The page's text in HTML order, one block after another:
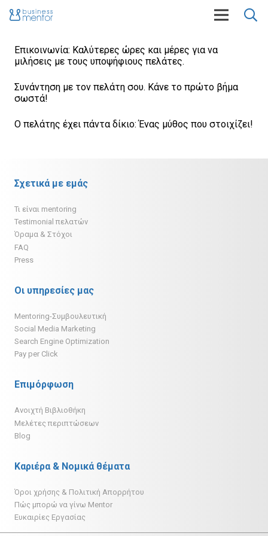
Επικοινωνία: Καλύτερες ώρες και μέρες για να
μιλήσεις με τους υποψήφιους πελάτες.
Συνάντηση με τον πελάτη σου. Κάνε το πρώτο βήμα
σωστά!
Ο πελάτης έχει πάντα δίκιο: Ένας μύθος που στοιχίζει!
Σχετικά με εμάς
Τι είναι mentoring
Testimonial πελατών
Όραμα & Στόχοι
FAQ
Press
Οι υπηρεσίες μας
Mentoring-Συμβουλευτική
Social Media Marketing
Search Engine Optimization
Pay per Click
Επιμόρφωση
Ανοιχτή Βιβλιοθήκη
Μελέτες περιπτώσεων
Blog
Καριέρα & Νομικά θέματα
Όροι χρήσης & Πολιτική Απορρήτου
Πώς μπορώ να γίνω Mentor
Ευκαιρίες Εργασίας